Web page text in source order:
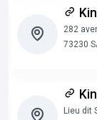
282
73230
Lieu dit